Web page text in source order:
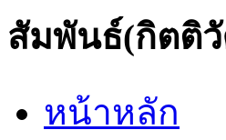
สัมพันธ์(กิตติ
หน้าหลัก